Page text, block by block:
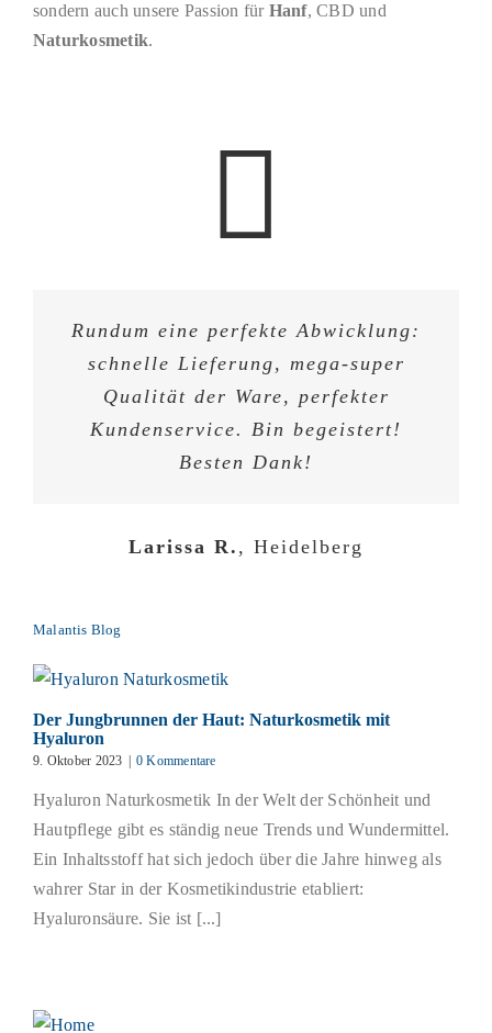
sondern auch unsere Passion für Hanf, CBD und
Naturkosmetik.
Rundum eine perfekte Abwicklung:
schnelle Lieferung, mega-super
Qualität der Ware, perfekter
Kundenservice. Bin begeistert!
Besten Dank!
Larissa R. , Heidelberg
Malantis Blog
Der Jungbrunnen der Haut: Naturkosmetik mit
Hyaluron
9. Oktober 2023 0 Kommentare
Hyaluron Naturkosmetik In der Welt der Schönheit und
Hautpflege gibt es ständig neue Trends und Wundermittel.
Ein Inhaltsstoff hat sich jedoch über die Jahre hinweg als
wahrer Star in der Kosmetikindustrie etabliert:
Hyaluronsäure. Sie ist [...]